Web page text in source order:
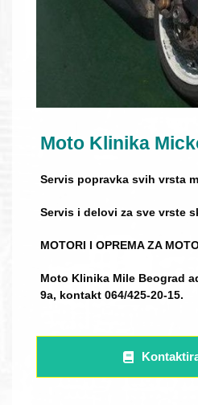
Moto Klinika
Servis popravka svih vrsta
Servis i delovi za sve vrste
MOTORI I OPREMA ZA
Moto Klinika Mile Beograd
9a, kontakt 064/425-20-15.